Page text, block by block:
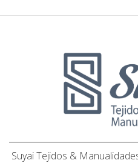
Suyai Tejidos &